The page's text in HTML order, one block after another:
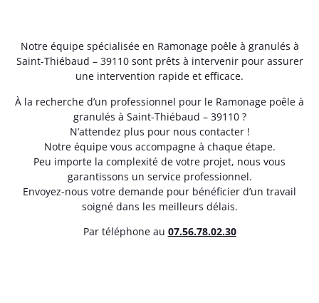
Notre équipe spécialisée en Ramonage poêle à granulés à
Saint-Thiébaud – 39110 sont prêts à intervenir pour assurer
une intervention rapide et efficace.
À la recherche d’un professionnel pour le Ramonage poêle à
granulés à Saint-Thiébaud – 39110 ?
N’attendez plus pour nous contacter !
Notre équipe vous accompagne à chaque étape.
Peu importe la complexité de votre projet, nous vous
garantissons un service professionnel.
Envoyez-nous votre demande pour bénéficier d’un travail
soigné dans les meilleurs délais.
Par téléphone au 07.56.78.02.30